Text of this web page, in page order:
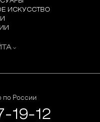
ИСКУССТВО
по России
19-12